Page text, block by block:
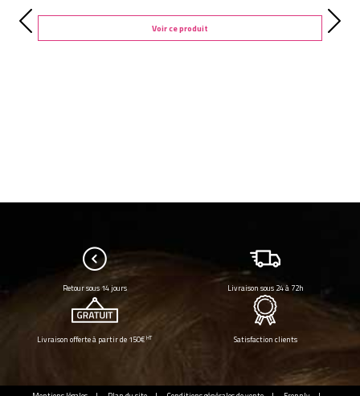
Voir ce produit
Retour sous 14 jours Livraison sous 24 à 72h
Livraison offerte à partir de 150€HT Satisfaction clients